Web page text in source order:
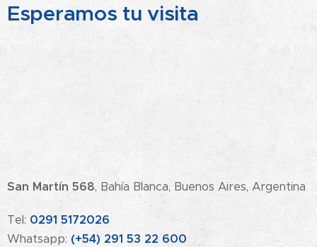
Esperamos tu visita
San Martín 568, Bahía Blanca, Buenos Aires, Argentina
Tel: 0291 5172026
Whatsapp:(+54) 291 53 22 600